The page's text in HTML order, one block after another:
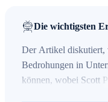
Die wichtigsten
Der Artikel diskutiert,
Bedrohungen in
können, wobei Scott